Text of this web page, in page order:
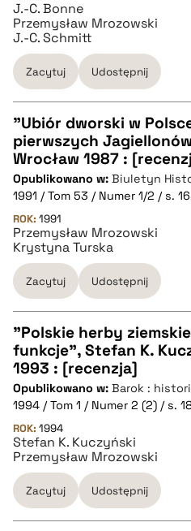
pobierz cytat
J.-C. Bonne
Przemysław Mrozowski
J.-C. Schmitt
Zacytuj Udostępnij
CZYSTY TEKST
pobierz cytat
BIBTEX
pobierz cytat
"Ubiór dworski w
pierwszych
Wrocław 1987 :
Opublikowano w: Biuletyn
1991 / Tom 53 / Numer 1/2 / s.
ROK: 1991
Przemysław Mrozowski
Krystyna Turska
Zacytuj Udostępnij
CZYSTY TEKST
pobierz cytat
BIBTEX
pobierz cytat
"Polskie herby
funkcje", Stefan K.
1993 : [recenzja]
Opublikowano w: Barok :
1994 / Tom 1 / Numer 2 (2) / s.
ROK: 1994
Stefan K. Kuczyński
Przemysław Mrozowski
Zacytuj Udostępnij